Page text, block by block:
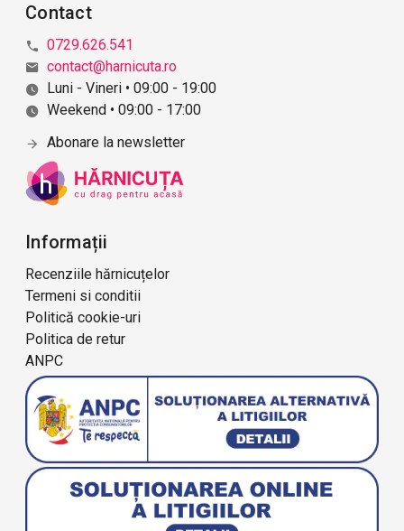
Contact
0729.626.541
contact@harnicuta.ro
Luni - Vineri • 09:00 - 19:00
Weekend • 09:00 - 17:00
Abonare la newsletter
Informații
Recenziile hărnicuțelor
Termeni si conditii
Politică cookie-uri
Politica de retur
ANPC